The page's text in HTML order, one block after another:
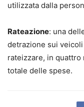
utilizzata dalla
Rateazione: una
detrazione sui
rateizzare, in
totale delle spese.